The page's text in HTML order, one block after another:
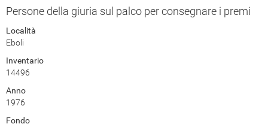
Persone della giuria sul palco per consegnare i premi
Località
Eboli
Inventario
14496
Anno
1976
Fondo